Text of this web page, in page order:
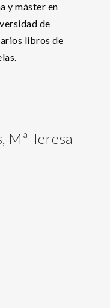
y máster en
de
libros de
Mª Teresa